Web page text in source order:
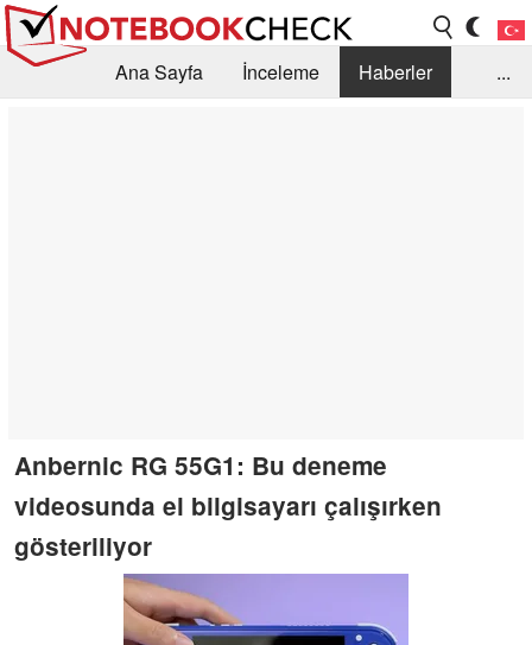
Ana Sayfa İnceleme
Haberler
...
Anbernic RG 55G1: Bu deneme
videosunda el bilgisayarı çalışırken
gösteriliyor